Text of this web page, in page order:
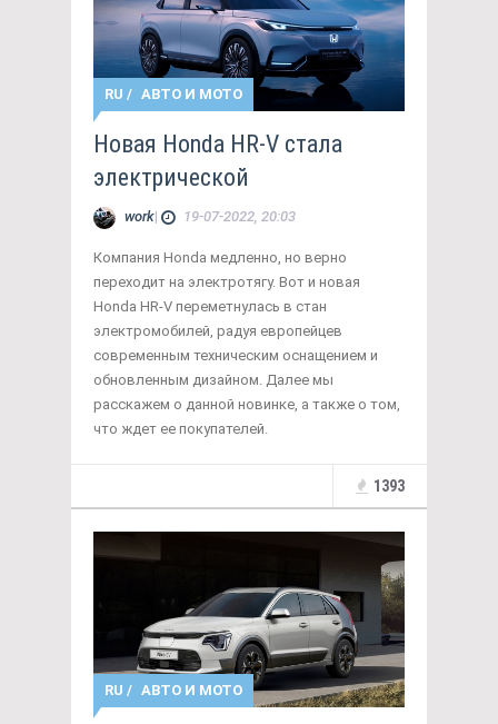
RU / АВТО И МОТО
Новая Honda HR-V стала
электрической
work| 19-07-2022, 20:03
Компания Honda медленно, но верно
переходит на электротягу. Вот и новая
Honda HR-V переметнулась в стан
электромобилей, радуя европейцев
современным техническим оснащением и
обновленным дизайном. Далее мы
расскажем о данной новинке, а также о том,
что ждет ее покупателей.
1393
RU / АВТО И МОТО